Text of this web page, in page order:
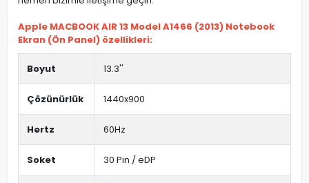
Apple MACBOOK AIR 13 Model A1466 (2013) Notebook
Ekran (Ön Panel) özellikleri:
Boyut 13.3''
Çözünürlük 1440x900
Hertz 60Hz
Soket 30 Pin / eDP